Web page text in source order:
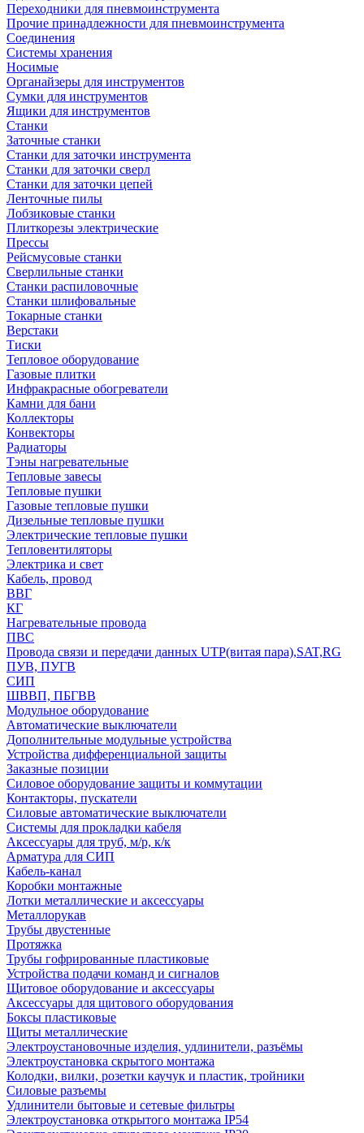
Переходники для пневмоинструмента
Прочие принадлежности для пневмоинструмента
Соединения
Системы хранения
Носимые
Органайзеры для инструментов
Сумки для инструментов
Ящики для инструментов
Станки
Заточные станки
Станки для заточки инструмента
Станки для заточки сверл
Станки для заточки цепей
Ленточные пилы
Лобзиковые станки
Плиткорезы электрические
Прессы
Рейсмусовые станки
Сверлильные станки
Станки распиловочные
Станки шлифовальные
Токарные станки
Верстаки
Тиски
Тепловое оборудование
Газовые плитки
Инфракрасные обогреватели
Камни для бани
Коллекторы
Конвекторы
Радиаторы
Тэны нагревательные
Тепловые завесы
Тепловые пушки
Газовые тепловые пушки
Дизельные тепловые пушки
Электрические тепловые пушки
Тепловентиляторы
Электрика и свет
Кабель, провод
ВВГ
КГ
Нагревательные провода
ПВС
Провода связи и передачи данных UTP(витая пара),SAT,RG
ПУВ, ПУГВ
СИП
ШВВП, ПБГВВ
Модульное оборудование
Автоматические выключатели
Дополнительные модульные устройства
Устройства дифференциальной защиты
Заказные позиции
Силовое оборудование защиты и коммутации
Контакторы, пускатели
Силовые автоматические выключатели
Системы для прокладки кабеля
Аксессуары для труб, м/р, к/к
Арматура для СИП
Кабель-канал
Коробки монтажные
Лотки металлические и аксессуары
Металлорукав
Трубы двустенные
Протяжка
Трубы гофрированные пластиковые
Устройства подачи команд и сигналов
Щитовое оборудование и аксессуары
Аксессуары для щитового оборудования
Боксы пластиковые
Щиты металлические
Электроустановочные изделия, удлинители, разъёмы
Электроустановка скрытого монтажа
Колодки, вилки, розетки каучук и пластик, тройники
Силовые разъемы
Удлинители бытовые и сетевые фильтры
Электроустановка открытого монтажа IP54